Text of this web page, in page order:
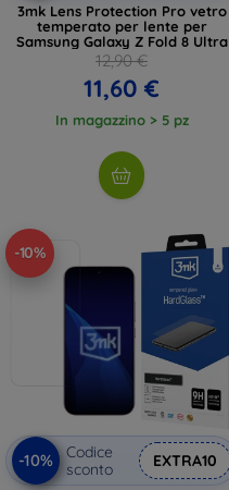
3mk Lens Protection Pro vetro
temperato per lente per
Samsung Galaxy Z Fold 8 Ultra
12,90 €
11,60 €
In magazzino > 5 pz
-10%
-10%
Codice
sconto
EXTRA10